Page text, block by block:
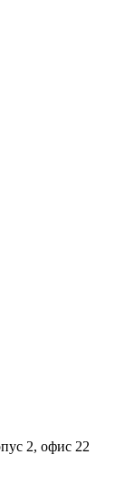
2, офис 22